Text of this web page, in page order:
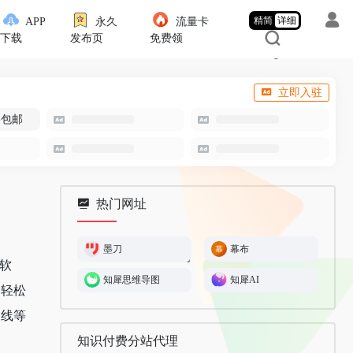
APP
下载
永久
发布页
流量卡
免费领
精简 详细
立即入驻
邮
松
等
热门网址
墨刀 幕布
知犀思维导图 知犀AI
知识付费分站代理